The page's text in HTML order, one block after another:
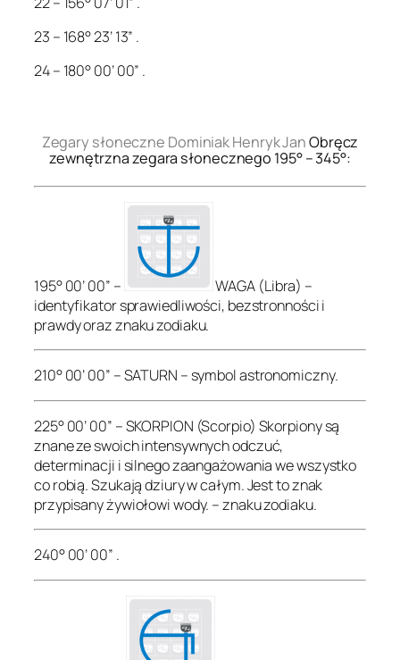
23 – 168° 23’ 13” .
24 – 180° 00’ 00” .
Zegary słoneczne Dominiak Henryk JanObręcz
zewnętrzna zegara słonecznego 195° – 345°:
195° 00’ 00” –
WAGA (Libra) –
identyfikator sprawiedliwości, bezstronności i
prawdy oraz znaku zodiaku.
210° 00’ 00” – SATURN – symbol astronomiczny.
225° 00’ 00” – SKORPION (Scorpio) Skorpiony są
znane ze swoich intensywnych odczuć,
determinacji i silnego zaangażowania we wszystko
co robią. Szukają dziury w całym. Jest to znak
przypisany żywiołowi wody. – znaku zodiaku.
240° 00’ 00” .